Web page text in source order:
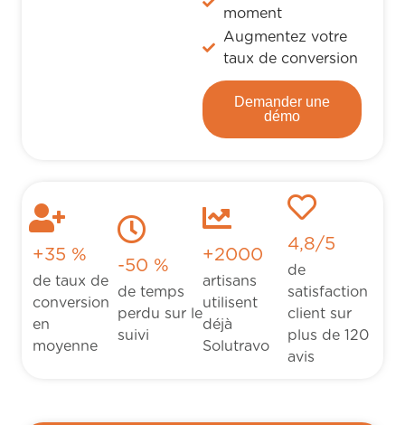
moment
Augmentez votre
taux de conversion
Demander une
démo
+35 %
de taux de
conversion
en
moyenne
-50 %
de temps
perdu sur le
suivi
+2000
artisans
utilisent
déjà
Solutravo
4,8/5
de
satisfaction
client sur
plus de 120
avis